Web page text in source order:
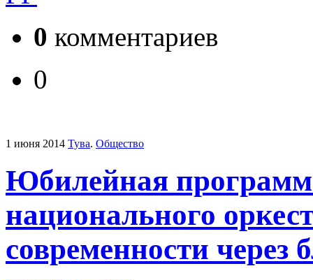
0 комментариев
0
1 июня 2014 Тува. Общество
Юбилейная
национального
современности через